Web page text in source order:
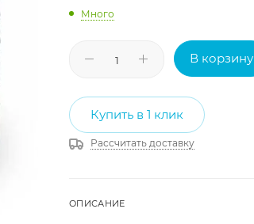
Много
В корзину
Купить в 1 клик
Рассчитать доставку
ОПИСАНИЕ